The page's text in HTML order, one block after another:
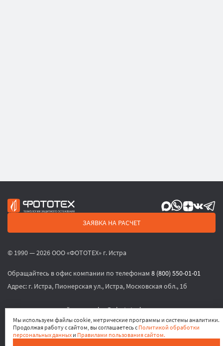
ЗАЯВКА НА РАСЧЕТ
© 1990 — 2026 ООО «ФОТОТЕХ» г. Истра
Обращайтесь в офис компании по телефонам 8 (800) 550-01-01
Адрес: г. Истра, Пионерская ул., Истра, Московская обл., 1б
или по электронной почтеsales@phototech.ru
Политика конфиденциальности,Согласие на обработку
персональных данных,Согласие на получение рекламных
Мы используем файлы cookie, метрические программы и системы аналитики.
Продолжая работу с сайтом, вы соглашаетесь с Политикой обработки
персональных данных и Правилами пользования сайтом.